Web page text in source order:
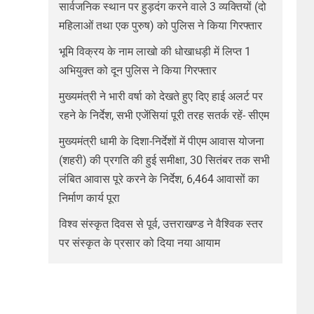
सार्वजनिक स्थान पर हुड़दंग करने वाले 3 व्यक्तियों (दो
महिलाओं तथा एक पुरुष) को पुलिस ने किया गिरफ्तार
भूमि विक्रय के नाम लाखो की धोखाधड़ी में लिप्त 1
अभियुक्त को दून पुलिस ने किया गिरफ्तार
मुख्यमंत्री ने भारी वर्षा को देखते हुए दिए हाई अलर्ट पर
रहने के निर्देश, सभी एजेंसियां पूरी तरह सतर्क रहें- सीएम
मुख्यमंत्री धामी के दिशा-निर्देशों में पीएम आवास योजना
(शहरी) की प्रगति की हुई समीक्षा, 30 सितंबर तक सभी
लंबित आवास पूरे करने के निर्देश, 6,464 आवासों का
निर्माण कार्य पूरा
विश्व संस्कृत दिवस से पूर्व, उत्तराखण्ड ने वैश्विक स्तर
पर संस्कृत के प्रसार को दिया नया आयाम